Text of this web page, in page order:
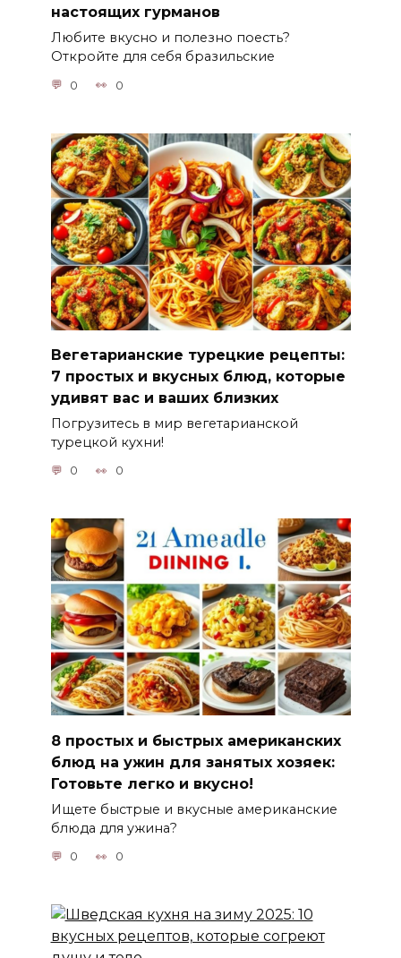
настоящих гурманов
Любите вкусно и полезно поесть?
Откройте для себя бразильские
0 0
Вегетарианские турецкие рецепты:
7 простых и вкусных блюд, которые
удивят вас и ваших близких
Погрузитесь в мир вегетарианской
турецкой кухни!
0 0
8 простых и быстрых американских
блюд на ужин для занятых хозяек:
Готовьте легко и вкусно!
Ищете быстрые и вкусные американские
блюда для ужина?
0 0